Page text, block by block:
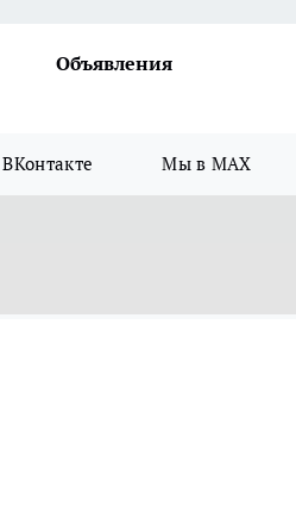
Объявления
Мы в MAX